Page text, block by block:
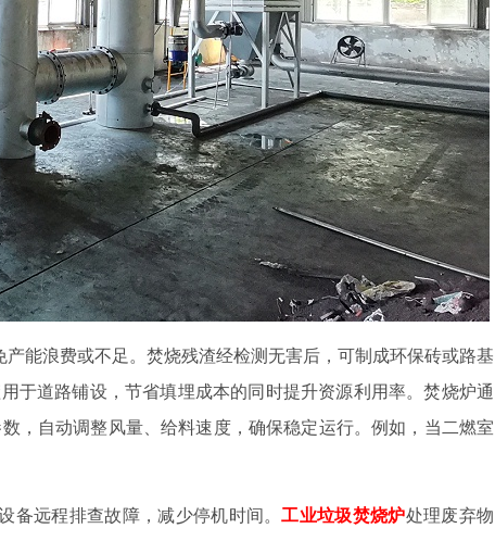
能浪费或不足。焚烧残渣经检测无害后，可制成环保砖或路基
于道路铺设，节省填埋成本的同时提升资源利用率。焚烧炉通
，自动调整风量、给料速度，确保稳定运行。例如，当二燃室
备远程排查故障，减少停机时间。工业垃圾焚烧炉处理废弃物